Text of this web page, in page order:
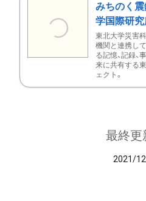
みちのく
学国際研
東北大学災害
機関と連携し
る記憶、記録、
来に共有する
ェクト。
最終更
2021/